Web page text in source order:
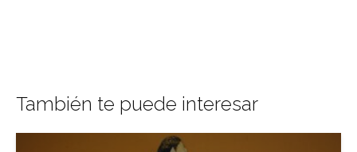
También te puede interesar